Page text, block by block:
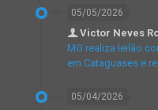
05/05/2026
Victor Neves
MG realiza leilão
em Cataguases e
05/04/2026